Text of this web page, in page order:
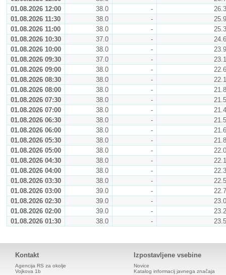
01.08.2026 12:00
38.0 -
26.3
01.08.2026 11:30
38.0 -
25.9
01.08.2026 11:00
38.0 -
25.3
01.08.2026 10:30
37.0 -
24.6
01.08.2026 10:00
38.0 -
23.9
01.08.2026 09:30
37.0 -
23.1
01.08.2026 09:00
38.0 -
22.6
01.08.2026 08:30
38.0 -
22.1
01.08.2026 08:00
38.0 -
21.8
01.08.2026 07:30
38.0 -
21.5
01.08.2026 07:00
38.0 -
21.4
01.08.2026 06:30
38.0 -
21.5
01.08.2026 06:00
38.0 -
21.6
01.08.2026 05:30
38.0 -
21.8
01.08.2026 05:00
38.0 -
22.0
01.08.2026 04:30
38.0 -
22.1
01.08.2026 04:00
38.0 -
22.3
01.08.2026 03:30
38.0 -
22.5
01.08.2026 03:00
39.0 -
22.7
01.08.2026 02:30
39.0 -
23.0
01.08.2026 02:00
39.0 -
23.2
01.08.2026 01:30
38.0 - 23.5
Kontakt
Agencija RS za okolje
Vojkova 1b
Izpostavljene vsebine
Novice
Katalog informacij javnega značaja